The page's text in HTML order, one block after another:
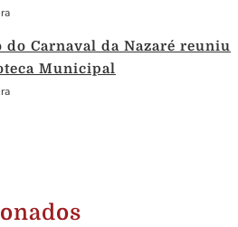
Carnaval da Nazaré reuniu
Municipal